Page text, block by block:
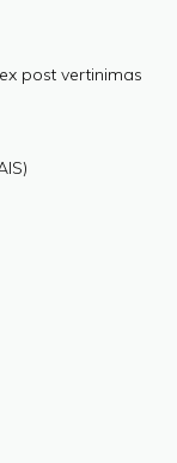
post vertinimas